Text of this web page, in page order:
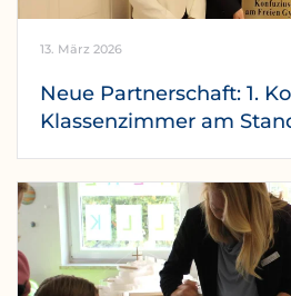
13. März 2026
Neue Partnerschaft: 1.
Klassenzimmer am